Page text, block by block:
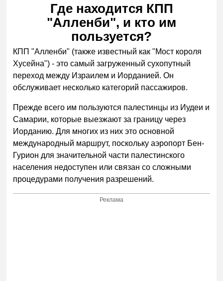
Где находится КПП
"Алленби", и кто им
пользуется?
КПП "Алленби" (также известный как "Мост короля
Хусейна") - это самый загруженный сухопутный
переход между Израилем и Иорданией. Он
обслуживает несколько категорий пассажиров.
Прежде всего им пользуются палестинцы из Иудеи и
Самарии, которые выезжают за границу через
Иорданию. Для многих из них это основной
международный маршрут, поскольку аэропорт Бен-
Гурион для значительной части палестинского
населения недоступен или связан со сложными
процедурами получения разрешений.
Реклама